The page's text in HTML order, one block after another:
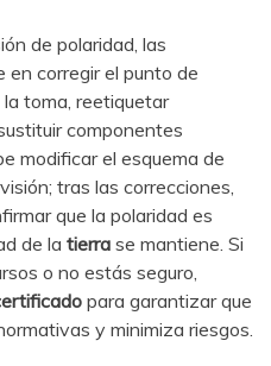
de polaridad, las
en corregir el punto de
toma, reetiquetar
componentes
modificar el esquema de
tras las correcciones,
que la polaridad es
de la tierra se mantiene. Si
o no estás seguro,
para garantizar que
y minimiza riesgos.